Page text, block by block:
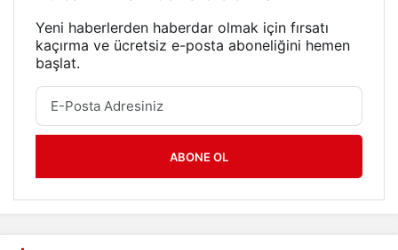
Yeni haberlerden haberdar olmak için fırsatı
kaçırma ve ücretsiz e-posta aboneliğini hemen
başlat.
ABONE OL